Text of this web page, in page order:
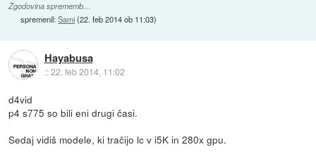
Zgodovina sprememb…
spremenil:Sami(22. feb 2014 ob 11:03)
Hayabusa
::22. feb 2014, 11:02
d4vid
p4 s775 so bili eni drugi časi.
Sedaj vidiš modele, ki tračijo lc v i5K in 280x gpu.